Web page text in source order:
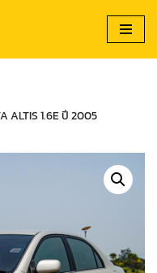
ALTIS 1.6E ปี 2005